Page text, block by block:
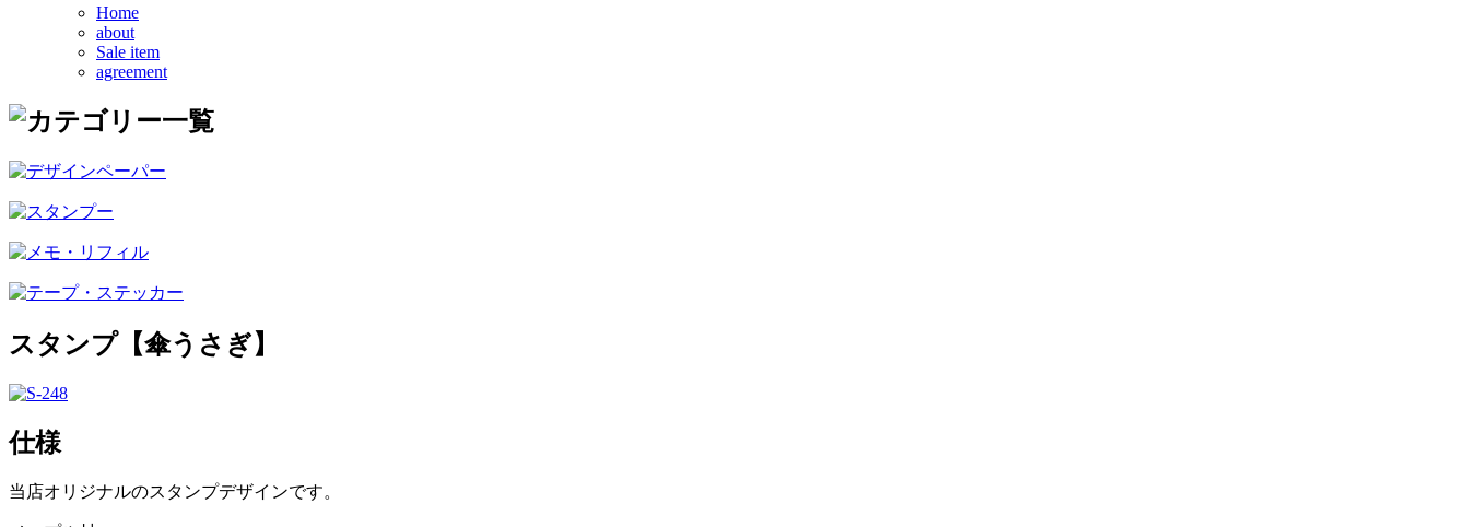
Home
about
Sale item
agreement
スタンプ【傘うさぎ】
仕様
当店オリジナルのスタンプデザインです。